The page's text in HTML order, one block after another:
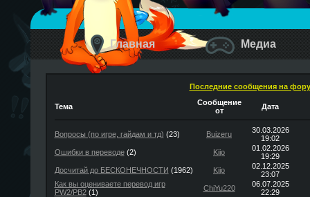
Главная Медиа
Последние сообщения на
Тема
Сообщение
от
Дата
Вопросы (по игре, гайдам и тд) (23) Buizeru
30.03.2026
19:02
Ошибки в переводе(2) Kijo
01.02.2026
19:29
Досчитай до БЕСКОНЕЧНОСТИ (1962) Kijo
02.12.2025
23:07
Как вы оцениваете перевод игр
PW2/PB2(1) ChiYu220
06.07.2025
22:29